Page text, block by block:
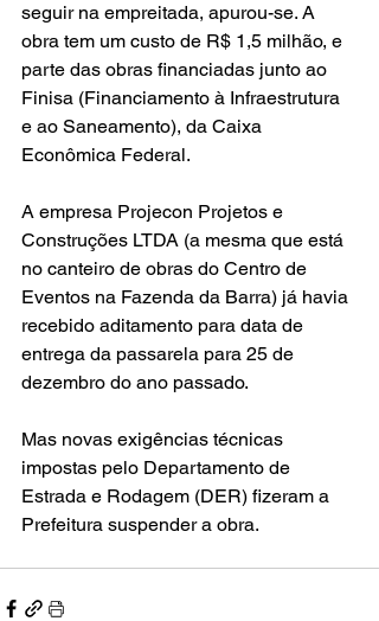
seguir na empreitada, apurou-se. A
obra tem um custo de R$ 1,5 milhão, e
parte das obras financiadas junto ao
Finisa (Financiamento à Infraestrutura
e ao Saneamento), da Caixa
Econômica Federal.
A empresa Projecon Projetos e
Construções LTDA (a mesma que está
no canteiro de obras do Centro de
Eventos na Fazenda da Barra) já havia
recebido aditamento para data de
entrega da passarela para 25 de
dezembro do ano passado.
Mas novas exigências técnicas
impostas pelo Departamento de
Estrada e Rodagem (DER) fizeram a
Prefeitura suspender a obra.